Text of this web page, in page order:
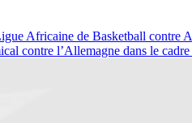
Africaine de Basketball contre
contre l’Allemagne dans le